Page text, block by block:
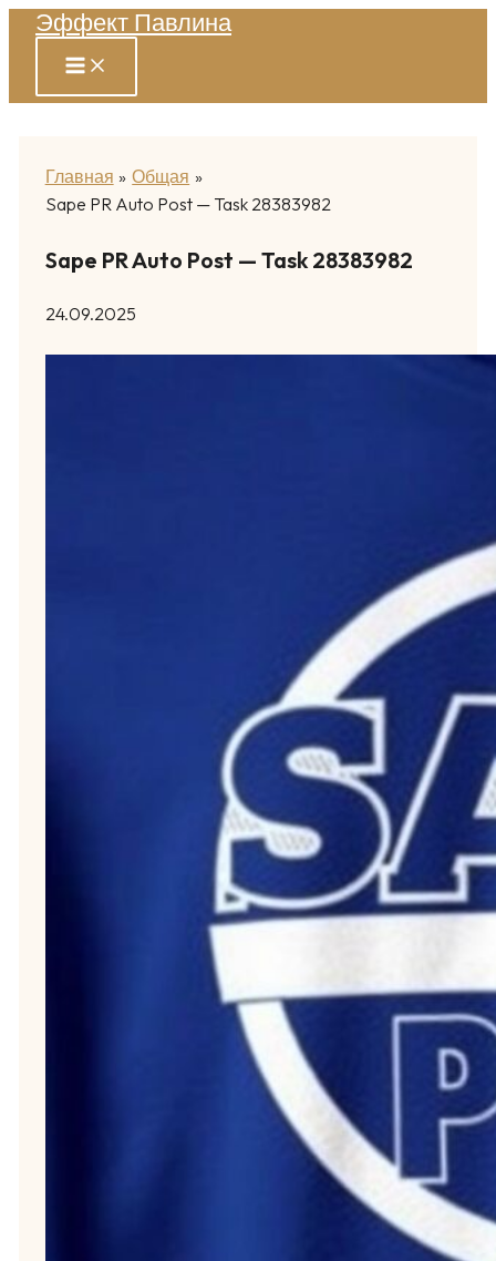
Перейти
содержимому
Эффект Павлина
Главная
Общая
Sape PR Auto Post — Task 28383982
Sape PR Auto Post — Task 28383982
24.09.2025